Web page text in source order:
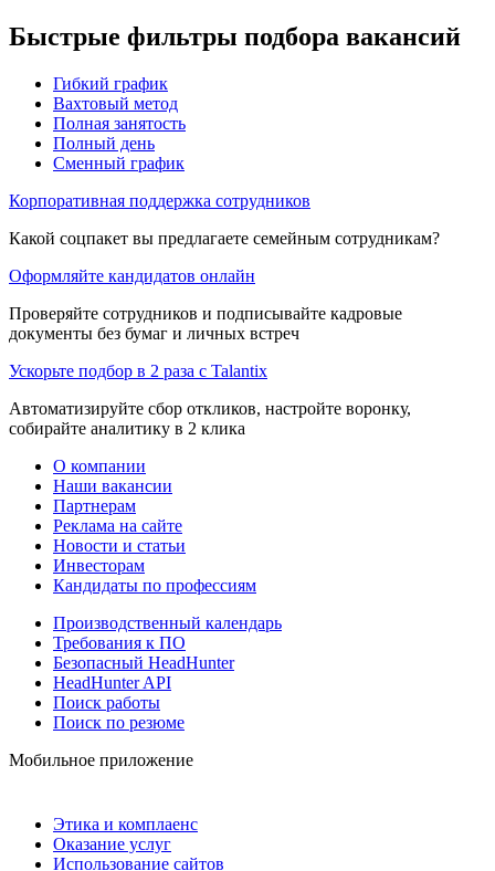
Быстрые фильтры подбора вакансий
Гибкий график
Вахтовый метод
Полная занятость
Полный день
Сменный график
Корпоративная поддержка сотрудников
Какой соцпакет вы предлагаете семейным сотрудникам?
Оформляйте кандидатов онлайн
Проверяйте сотрудников и подписывайте кадровые
документы без бумаг и личных встреч
Ускорьте подбор в 2 раза с Talantix
Автоматизируйте сбор откликов, настройте воронку,
собирайте аналитику в 2 клика
О компании
Наши вакансии
Партнерам
Реклама на сайте
Новости и статьи
Инвесторам
Кандидаты по профессиям
Производственный календарь
Требования к ПО
Безопасный HeadHunter
HeadHunter API
Поиск работы
Поиск по резюме
Мобильное приложение
Этика и комплаенс
Оказание услуг
Использование сайтов